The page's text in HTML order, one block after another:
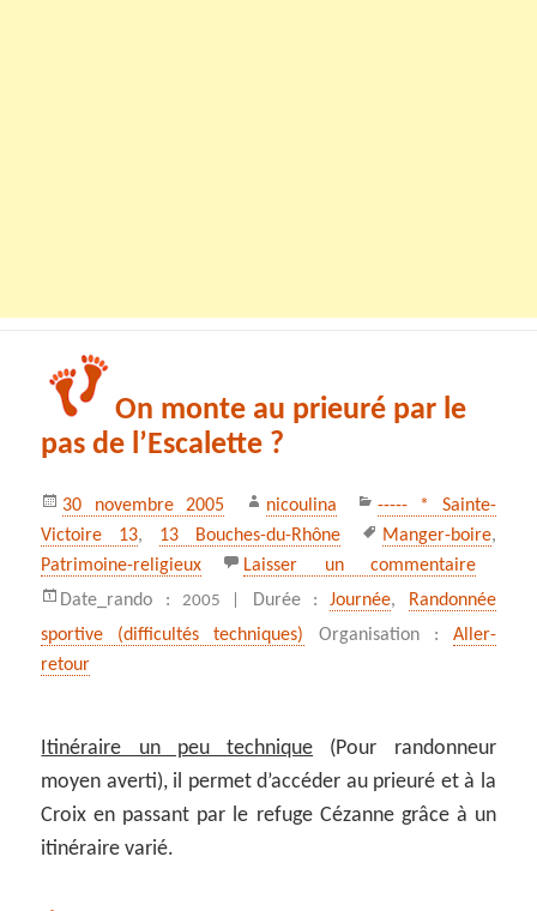
On monte au prieuré par le
pas de l’Escalette ?
Publié
le
30 novembre 2005 Auteur
nicoulina Catégories
----- * Sainte-
Victoire 13, 13 Bouches-du-Rhône
Mots-
clés
Manger-boire,
Patrimoine-religieux
Laisser un commentairesur On
Date_rando :2005 | Durée :Journée, Randonnée
sportive (difficultés techniques) Organisation : Aller-
retour
Itinéraire un peu technique (Pour randonneur
moyen averti), il permet d’accéder au prieuré et à la
Croix en passant par le refuge Cézanne grâce à un
itinéraire varié.